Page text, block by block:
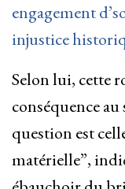
engagement
injustice
Selon lui, cette
conséquence
question est
matérielle”,